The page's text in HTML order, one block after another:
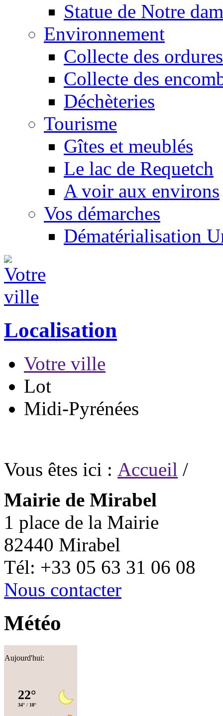
Statue de Notre
Environnement
Collecte des ordures
Collecte des
Déchèteries
Tourisme
Gîtes et meublés
Le lac de Requetch
A voir aux environs
Vos démarches
Dématérialisation
Localisation
Votre ville
Lot
Midi-Pyrénées
Vous êtes ici : Accueil /
Mairie de Mirabel
1 place de la Mairie
82440 Mirabel
Tél: +33 05 63 31 06 08
Nous contacter
Météo
Aujourd'hui: